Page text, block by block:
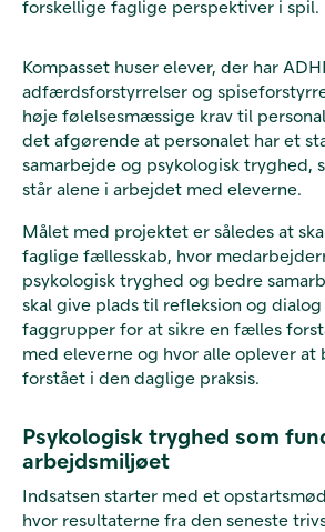
forskellige faglige perspektiver i spil.
Kompasset huser elever, der har
adfærdsforstyrrelser og
høje følelsesmæssige krav til
det afgørende at personalet har et
samarbejde og psykologisk tryghed,
står alene i arbejdet med eleverne.
Målet med projektet er således at
faglige fællesskab, hvor
psykologisk tryghed og bedre
skal give plads til refleksion og
faggrupper for at sikre en fælles
med eleverne og hvor alle oplever at
forstået i den daglige praksis.
Psykologisk tryghed som
arbejdsmiljøet
Indsatsen starter med et
hvor resultaterne fra den seneste